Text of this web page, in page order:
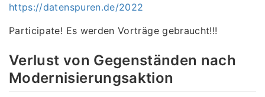
https://datenspuren.de/2022
Participate! Es werden Vorträge gebraucht!!!
Verlust von Gegenständen nach
Modernisierungsaktion